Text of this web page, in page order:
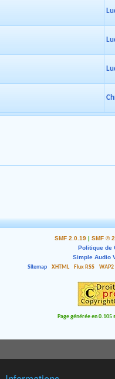
SMF 2.0.19 | SMF ©
Politique de
Simple Audio
Sitemap
XHTML Flux RSS WAP2
Page générée en 0.105